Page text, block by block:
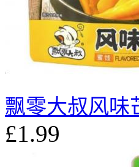
飘零大叔风味
£1.99